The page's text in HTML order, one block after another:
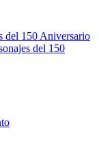
del 150 Aniversario
del 150